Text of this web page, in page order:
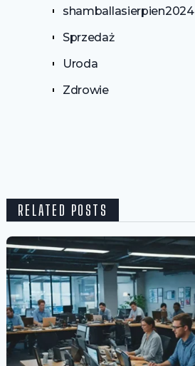
shamballasierpien2024
Sprzedaż
Uroda
Zdrowie
RELATED POSTS